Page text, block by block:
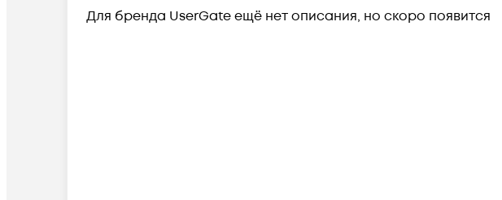
Для бренда UserGate ещё нет описания, но скоро появится